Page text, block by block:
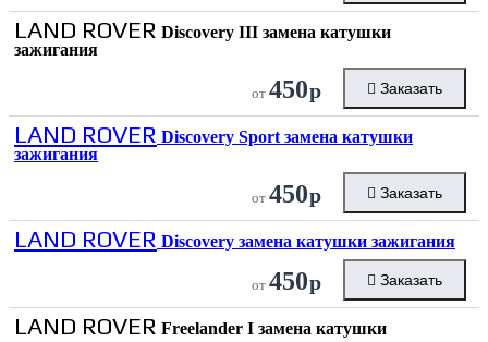
LAND ROVER Discovery III замена катушки
зажигания
от 450р Заказать
LAND ROVER Discovery Sport замена катушки
зажигания
от 450р Заказать
LAND ROVER Discovery замена катушки зажигания
от 450р Заказать
LAND ROVER Freelander I замена катушки